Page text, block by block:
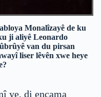
Monalîzayê de ku
ji aliyê Leonardo
van du pirsan
liser lêvên xwe heye
ye, di encama